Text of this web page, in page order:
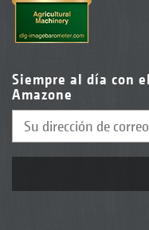
Siempre al día con
Amazone